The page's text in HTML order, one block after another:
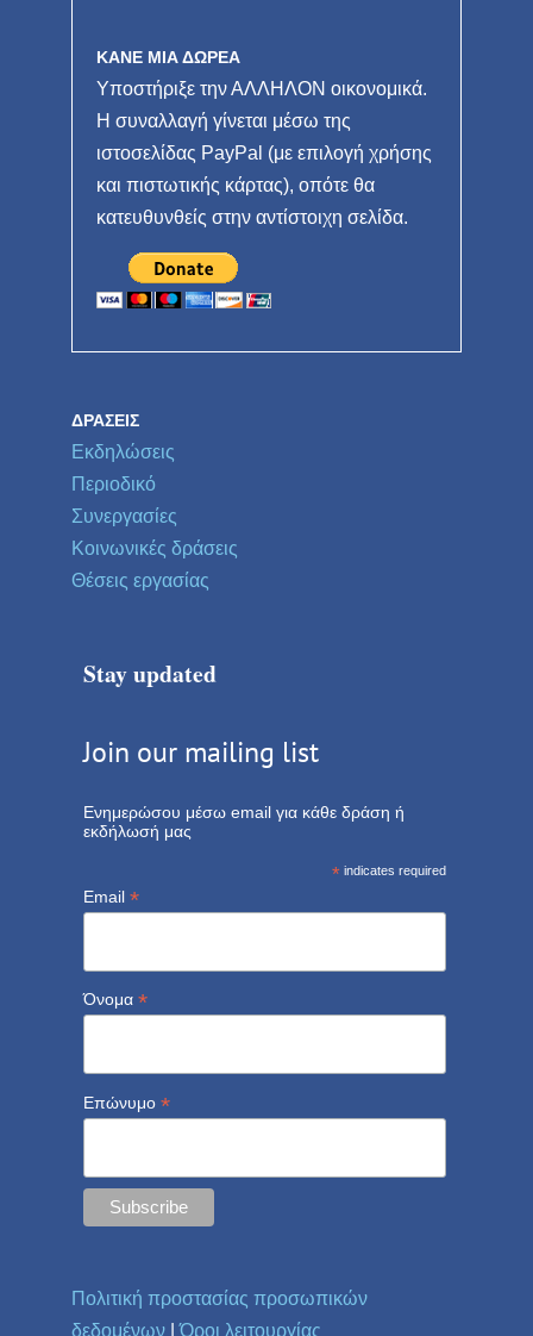
ΚΑΝΕ ΜΙΑ ΔΩΡΕΑ
Υποστήριξε την ΑΛΛΗΛΟΝ οικονομικά.
Η συναλλαγή γίνεται μέσω της
ιστοσελίδας PayPal (με επιλογή χρήσης
και πιστωτικής κάρτας), οπότε θα
κατευθυνθείς στην αντίστοιχη σελίδα.
ΔΡΆΣΕΙΣ
Εκδηλώσεις
Περιοδικό
Συνεργασίες
Κοινωνικές δράσεις
Θέσεις εργασίας
Stay updated
Join our mailing list
Ενημερώσου μέσω email για κάθε δράση ή
εκδήλωσή μας
* indicates required
Email *
Όνομα *
Επώνυμο *
Πολιτική προστασίας προσωπικών
δεδομένων |Όροι λειτουργίας